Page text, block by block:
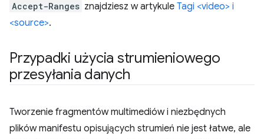
Accept-Ranges znajdziesz w artykule Tagi <video> i
<source>.
Przypadki użycia strumieniowego
przesyłania danych
Tworzenie fragmentów multimediów i niezbędnych
plików manifestu opisujących strumień nie jest łatwe, ale